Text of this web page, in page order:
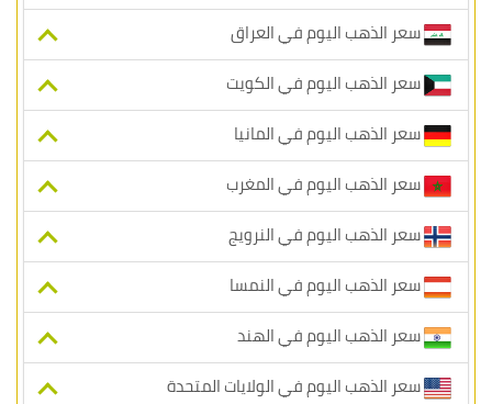
سعر الذهب اليوم في العراق
سعر الذهب اليوم في الكويت
سعر الذهب اليوم في المانيا
سعر الذهب اليوم في المغرب
سعر الذهب اليوم في النرويج
سعر الذهب اليوم في النمسا
سعر الذهب اليوم في الهند
سعر الذهب اليوم في الولايات المتحدة